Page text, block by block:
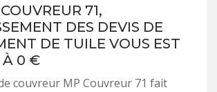
71,
DES DEVIS DE
DE TUILE VOUS EST
À 0 €
couvreur MP Couvreur 71 fait